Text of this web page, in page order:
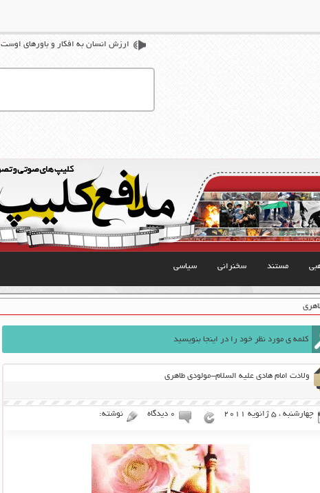
ارزش انسان به افکار و باورهای اوست
مستند سخنرانی سیاسی
ولادت امام هادی علیه السلام-مولودی طاهری
چهارشنبه ، 5 ژانویه 2011 ۰ دیدگاه نوشته: